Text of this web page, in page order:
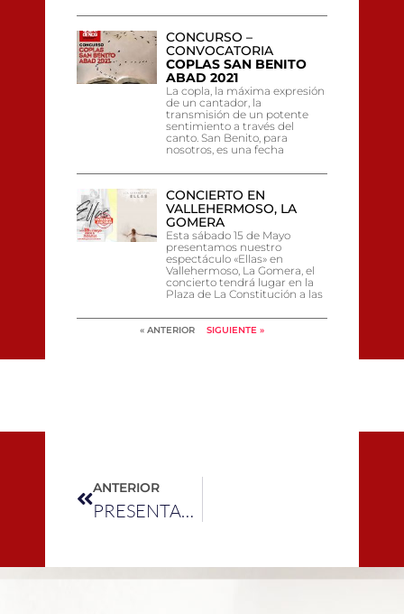
CONCURSO –
CONVOCATORIA
COPLAS SAN BENITO
ABAD 2021
La copla, la máxima expresión
de un cantador, la
transmisión de un potente
sentimiento a través del
canto. San Benito, para
nosotros, es una fecha
CONCIERTO EN
VALLEHERMOSO, LA
GOMERA
Esta sábado 15 de Mayo
presentamos nuestro
espectáculo «Ellas» en
Vallehermoso, La Gomera, el
concierto tendrá lugar en la
Plaza de La Constitución a las
« ANTERIOR SIGUIENTE »
ANTERIOR
PRESENTACIÓN DEL LIBRO «TIEMPOS DE PANDEMIA»